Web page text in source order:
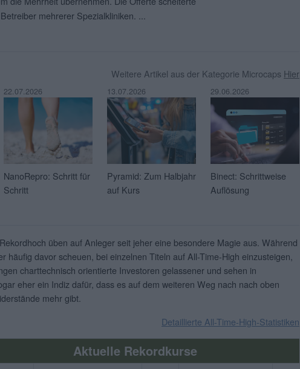
mehrerer Spezialkliniken.
Weitere Artikel aus der Kategorie Microcaps Hier
22.07.2026
NanoRepro: Schritt für
Schritt
13.07.2026
Pyramid: Zum Halbjahr
auf Kurs
29.06.2026
Binect: Schrittweise
Auflösung
üben auf Anleger seit jeher eine besondere Magie aus. Während
häufig davor scheuen, bei einzelnen Titeln auf All-Time-High einzusteigen,
charttechnisch orientierte Investoren gelassener und sehen in
eher ein Indiz dafür, dass es auf dem weiteren Weg nach nach oben
mehr gibt.
Detaillierte All-Time-High-Statistiken
Aktuelle Rekordkurse